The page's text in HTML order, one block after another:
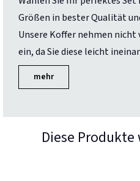
Größen in bester Qualität
Unsere Koffer nehmen
ein, da Sie diese leicht
mehr
Diese